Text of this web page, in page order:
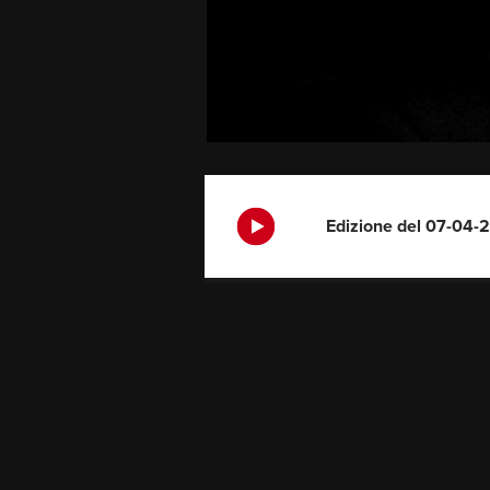
Edizione del 07-04-